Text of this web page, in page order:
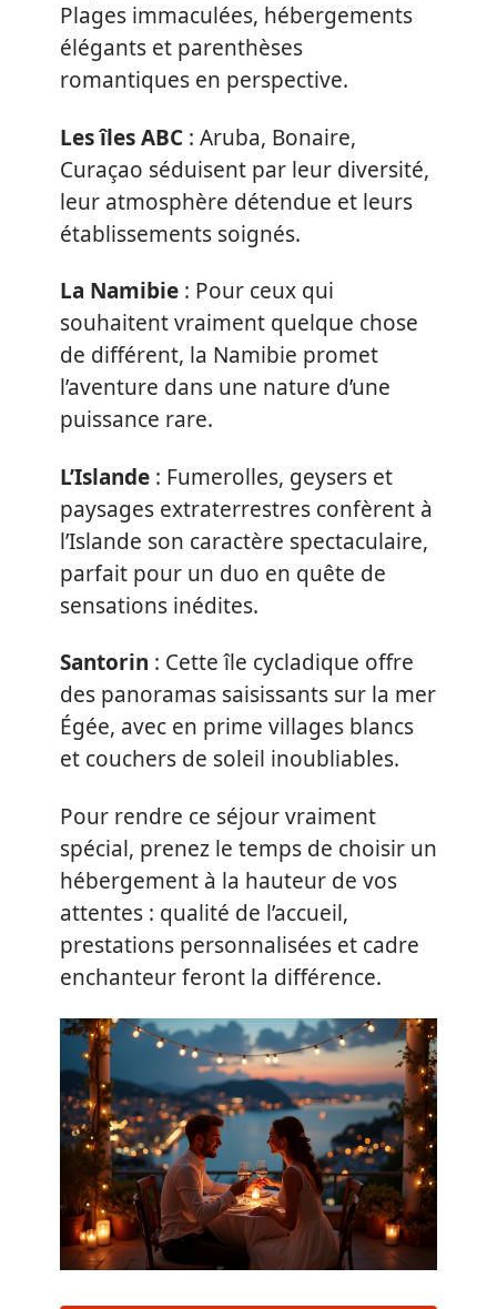
Plages immaculées, hébergements
élégants et parenthèses
romantiques en perspective.
Les îles ABC : Aruba, Bonaire,
Curaçao séduisent par leur diversité,
leur atmosphère détendue et leurs
établissements soignés.
La Namibie : Pour ceux qui
souhaitent vraiment quelque chose
de différent, la Namibie promet
l’aventure dans une nature d’une
puissance rare.
L’Islande : Fumerolles, geysers et
paysages extraterrestres confèrent à
l’Islande son caractère spectaculaire,
parfait pour un duo en quête de
sensations inédites.
Santorin : Cette île cycladique offre
des panoramas saisissants sur la mer
Égée, avec en prime villages blancs
et couchers de soleil inoubliables.
Pour rendre ce séjour vraiment
spécial, prenez le temps de choisir un
hébergement à la hauteur de vos
attentes : qualité de l’accueil,
prestations personnalisées et cadre
enchanteur feront la différence.